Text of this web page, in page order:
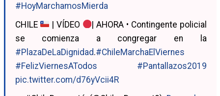
#HoyMarchamosMierda
CHILE
| VÍDEO
| AHORA • Contingente policial
se comienza a congregar en la
#PlazaDeLaDignidad.#ChileMarchaElViernes
#FelizViernesATodos
#Pantallazos2019
pic.twitter.com/d76yVcii4R